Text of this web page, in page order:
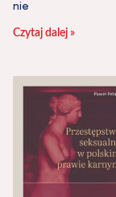
nie
Czytaj dalej »